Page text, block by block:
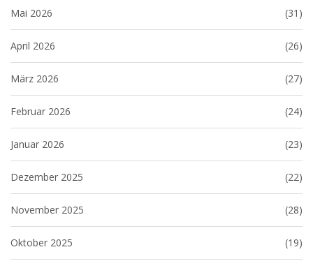
Mai 2026 (31)
April 2026 (26)
März 2026 (27)
Februar 2026 (24)
Januar 2026 (23)
Dezember 2025 (22)
November 2025 (28)
Oktober 2025 (19)